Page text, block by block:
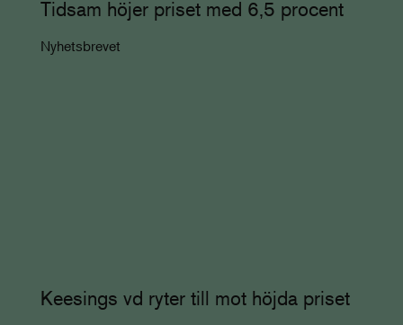
Tidsam höjer priset med 6,5 procent
Nyhetsbrevet
Keesings vd ryter till mot höjda priset